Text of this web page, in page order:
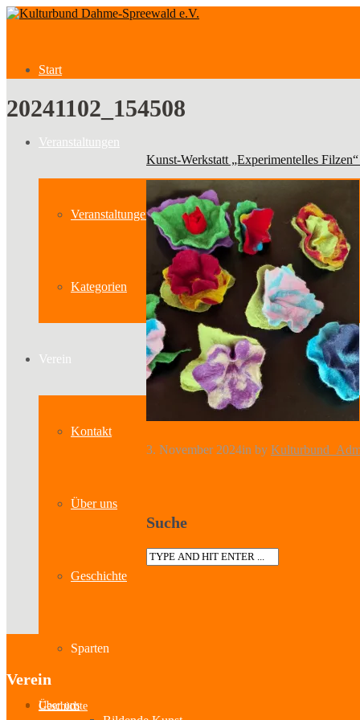
Start
Veranstaltungen
Veranstaltungen
Kategorien
Verein
Kontakt
Über uns
Geschichte
Sparten
20241102_154508
Kunst-Werkstatt „Experimentelles Filzen“
3. November 2024in by
Suche
Verein
Über uns
Geschichte